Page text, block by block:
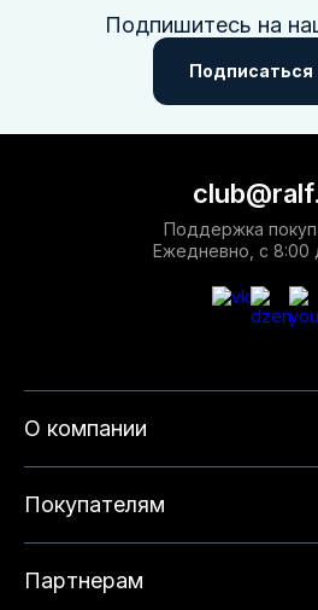
Подпишитесь на
Подписаться
О компании
Покупателям
Партнерам
Поддержка
Ежедневно, с 8:00